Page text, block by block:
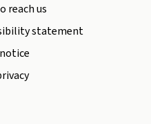
reach us
statement